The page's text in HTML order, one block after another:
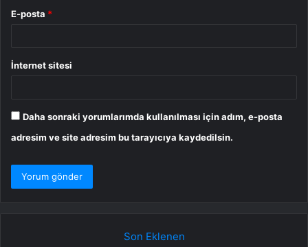
E-posta *
İnternet sitesi
Daha sonraki yorumlarımda kullanılması için adım, e-posta
adresim ve site adresim bu tarayıcıya kaydedilsin.
Son Eklenen